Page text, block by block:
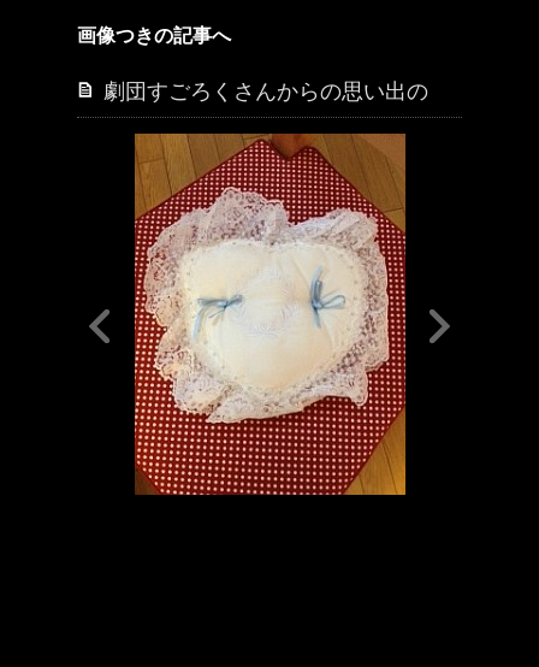
画像つきの記事へ
劇団すごろくさんからの思い出の